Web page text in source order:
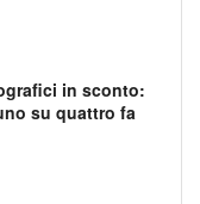
in sconto:
su quattro fa